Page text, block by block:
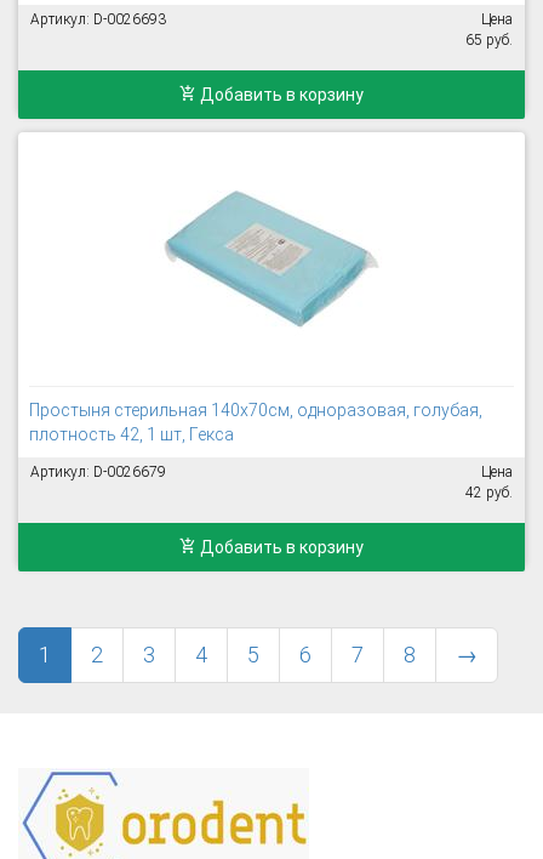
Артикул: D-0026693
Цена
65 руб.
Добавить в корзину
Простыня стерильная 140х70см, одноразовая, голубая,
плотность 42, 1 шт, Гекса
Артикул: D-0026679
Цена
42 руб.
Добавить в корзину
1 2 3 4 5 6 7 8 →